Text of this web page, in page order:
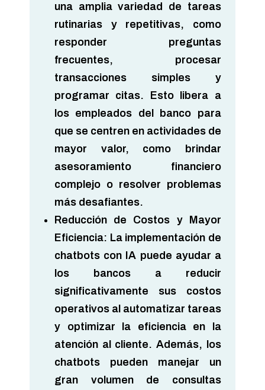
una amplia variedad de tareas
rutinarias y repetitivas, como
responder preguntas
frecuentes, procesar
transacciones simples y
programar citas. Esto libera a
los empleados del banco para
que se centren en actividades de
mayor valor, como brindar
asesoramiento financiero
complejo o resolver problemas
más desafiantes.
Reducción de Costos y Mayor
Eficiencia: La implementación de
chatbots con IA puede ayudar a
los bancos a reducir
significativamente sus costos
operativos al automatizar tareas
y optimizar la eficiencia en la
atención al cliente. Además, los
chatbots pueden manejar un
gran volumen de consultas